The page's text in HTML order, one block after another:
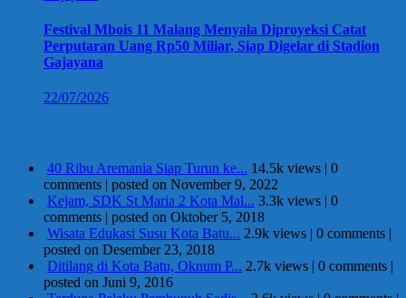
Festival Mbois 11 Malang Menyala Diproyeksi Catat
Perputaran Uang Rp50 Miliar, Siap Digelar di Stadion
Gajayana
22/07/2026
40 Ribu Aremania Siap Turun ke... 14.5k views | 0
comments | posted on November 9, 2022
Kejam, SDK St Maria 2 Kota Mal... 3.3k views | 0
comments | posted on Oktober 5, 2018
Wisata Edukasi Susu Kota Batu... 2.9k views | 0 comments |
posted on Desember 23, 2018
Ditilang di Kota Batu, Oknum P... 2.7k views | 0 comments |
posted on Juni 9, 2016